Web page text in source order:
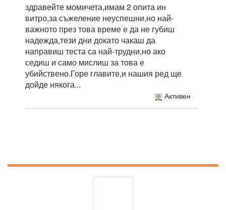
здравейте момичета,имам 2 опита ин
витро,за съжеление неуспешни,но най-
важното през това време е да не губиш
надежда,тези дни докато чакаш да
направиш теста са най-трудни,но ако
седиш и само мислиш за това е
убийствено.Горе главите,и нашия ред ще
дойде някога...
Активен